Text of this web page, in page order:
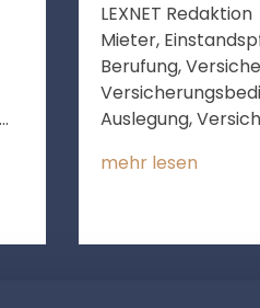
LEXNET Redaktion
Mieter,
Berufung,
Auslegung,
Gelegenheit zur
mehr lesen